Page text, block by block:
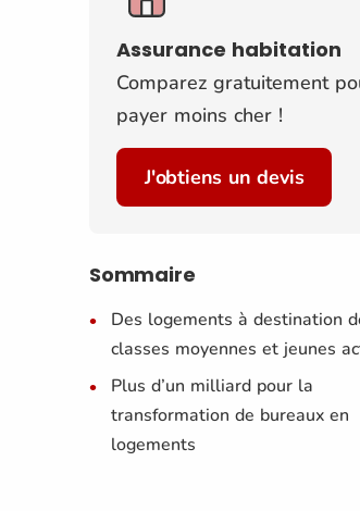
Assurance habitation
Comparez gratuitement
payer moins cher !
J'obtiens un devis
Sommaire
Des logements à destination
classes moyennes et jeunes
Plus d’un milliard pour la
transformation de bureaux en
logements